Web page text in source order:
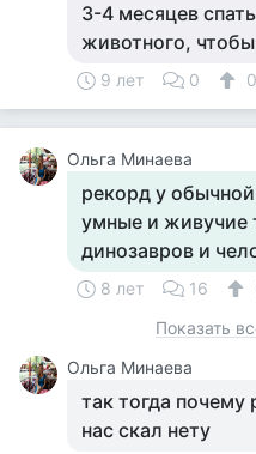
3-4 месяцев
животного,
9 лет 0 0
Ольга Минаева
рекорд у
умные и живучие
динозавров и
8 лет 16
Показать
Ольга Минаева
так тогда
нас скал нету